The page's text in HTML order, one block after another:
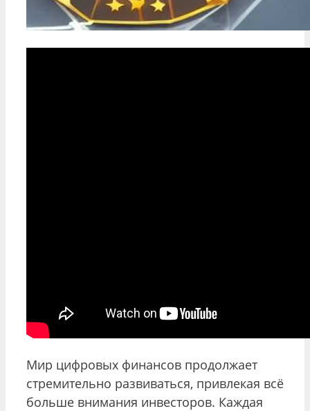
Мир цифровых финансов продолжает
стремительно развиваться, привлекая всё
больше внимания инвесторов. Каждая